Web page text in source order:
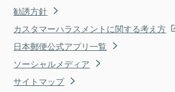
勧誘方針
カスタマーハラスメントに関する考え方
日本郵便公式アプリ一覧
ソーシャルメディア
サイトマップ